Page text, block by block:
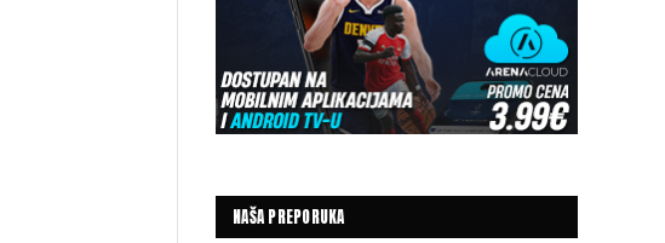
NAŠA PREPORUKA